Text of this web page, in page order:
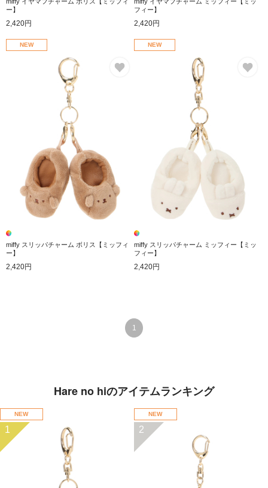
ー】
2,420円
フィー】
2,420円
NEW
miffy スリッパチャーム ボリス【ミッフィ
ー】
2,420円
NEW
miffy スリッパチャーム ミッフィー【ミッ
フィー】
2,420円
1
Hare no hiのアイテムランキング
NEW
1
NEW
2